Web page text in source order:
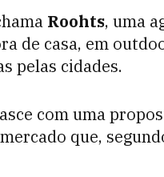
Roohts, uma
de casa, em
pelas cidades.
com uma
que,